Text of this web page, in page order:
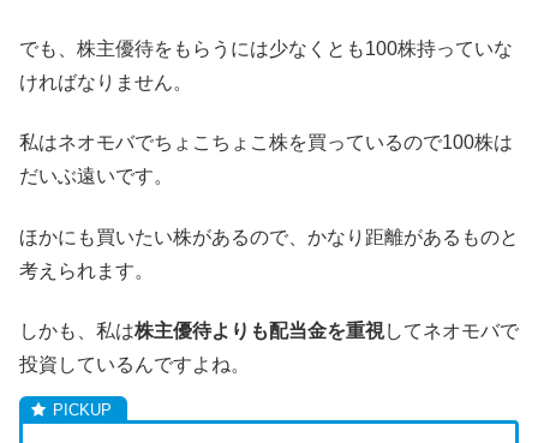
でも、株主優待をもらうには少なくとも100株持っていな
ければなりません。
私はネオモバでちょこちょこ株を買っているので100株は
だいぶ遠いです。
ほかにも買いたい株があるので、かなり距離があるものと
考えられます。
しかも、私は株主優待よりも配当金を重視してネオモバで
投資しているんですよね。